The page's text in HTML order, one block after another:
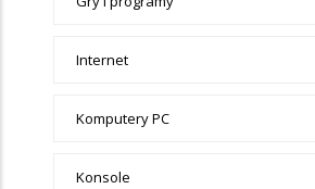
Internet
Komputery PC
Konsole